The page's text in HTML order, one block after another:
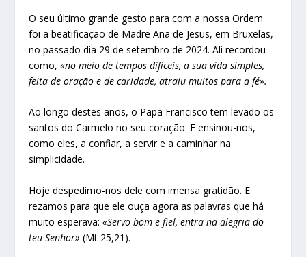
O seu último grande gesto para com a nossa Ordem
foi a beatificação de Madre Ana de Jesus, em Bruxelas,
no passado dia 29 de setembro de 2024. Ali recordou
como,«no meio de tempos difíceis, a sua vida simples,
feita de oração e de caridade, atraiu muitos para a fé».
Ao longo destes anos, o Papa Francisco tem levado os
santos do Carmelo no seu coração. E ensinou-nos,
como eles, a confiar, a servir e a caminhar na
simplicidade.
Hoje despedimo-nos dele com imensa gratidão. E
rezamos para que ele ouça agora as palavras que há
muito esperava:«Servo bom e fiel, entra na alegria do
teu Senhor» (Mt 25,21).